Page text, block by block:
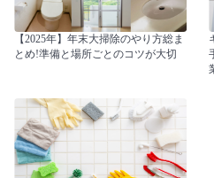
【2025年】年末大掃除のやり方総ま
とめ!準備と場所ごとのコツが大切